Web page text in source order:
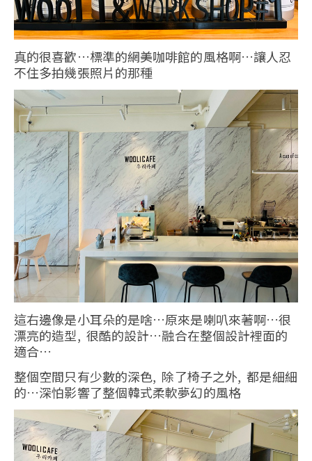
真的很喜歡…標準的網美咖啡館的風格啊…讓人忍
不住多拍幾張照片的那種
這右邊像是小耳朵的是啥…原來是喇叭來著啊…很
漂亮的造型, 很酷的設計…融合在整個設計裡面的
適合…
整個空間只有少數的深色, 除了椅子之外, 都是細細
的…深怕影響了整個韓式柔軟夢幻的風格